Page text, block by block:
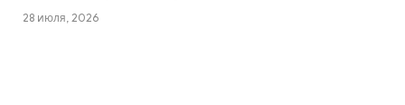
28 июля, 2026